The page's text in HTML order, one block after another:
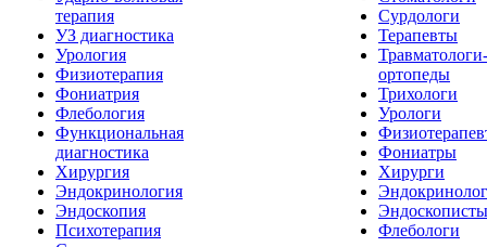
терапия
УЗ диагностика
Урология
Физиотерапия
Фониатрия
Флебология
Функциональная
диагностика
Хирургия
Эндокринология
Эндоскопия
Психотерапия
Сурдологи
Терапевты
Травматологи-
ортопеды
Трихологи
Урологи
Фониатры
Хирурги
Эндоскописты
Флебологи